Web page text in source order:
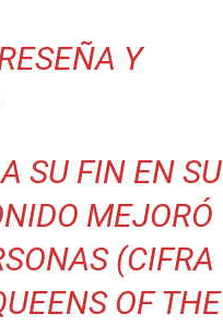
Y
SU FIN EN SU
MEJORÓ
(CIFRA
OF THE